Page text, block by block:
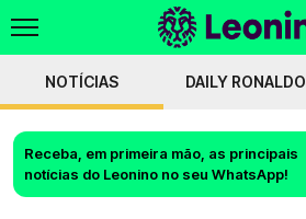
NOTÍCIAS DAILY RONALDO
Receba, em primeira mão, as principais
notícias do Leonino no seu WhatsApp!